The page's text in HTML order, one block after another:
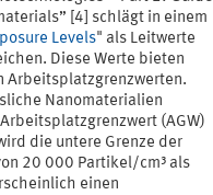
[4] schlägt in einem
Levels" als Leitwerte
Diese Werte bieten
Arbeitsplatzgrenzwerten.
Nanomaterialien
(AGW)
die untere Grenze der
20 000 Partikel/cm³ als
einen